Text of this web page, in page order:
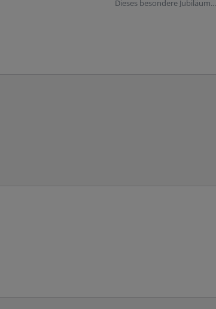
Dieses besondere Jubiläum...